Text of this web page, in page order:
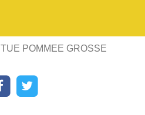
POMMEE GROSSE